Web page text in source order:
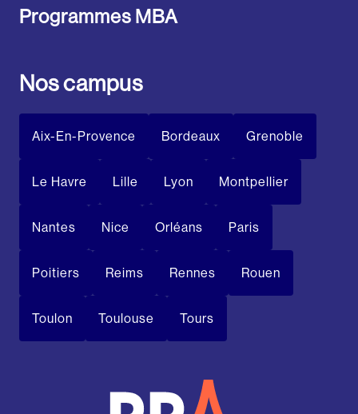
Programmes MBA
Nos campus
Aix-En-Provence Bordeaux Grenoble
Le Havre Lille Lyon Montpellier
Nantes Nice Orléans Paris
Poitiers Reims Rennes Rouen
Toulon Toulouse Tours